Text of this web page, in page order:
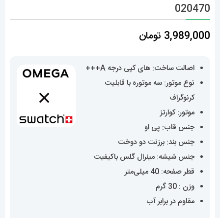
020470
3,989,000 تومان
اصالت ساخت: های کپی درجه A+++
نوع موتور: سه موتوره با قابلیت
کرنوگراف
موتور: کوارتز
جنس قاب: پی او
جنس بند: برزنت دو دوخت
جنس شیشه: مینرال گلس باکیفیت
قطر صفحه: 40 میلی‌متر
وزن : 30 گرم
مقاوم در برابر آب